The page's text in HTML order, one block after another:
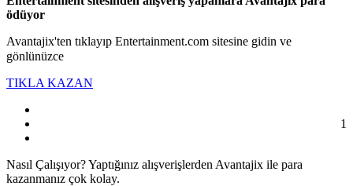
ödüyor
Avantajix'ten tıklayıp Entertainment.com sitesine gidin ve
gönlünüzce
TIKLA KAZAN
1
Nasıl Çalışıyor?Yaptığınız alışverişlerden Avantajix ile para
kazanmanız çok kolay.